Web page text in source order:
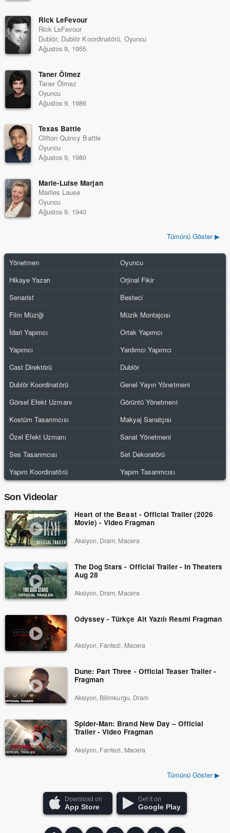
Rick LeFevour
Rick LeFevour
Dublör, Dublör Koordinatörü, Oyuncu
Ağustos 9, 1955
Taner Ölmez
Taner Ölmez
Oyuncu
Ağustos 9, 1986
Texas Battle
Clifton Quincy Battle
Oyuncu
Ağustos 9, 1980
Marie-Luise Marjan
Marlies Lause
Oyuncu
Ağustos 9, 1940
Tümünü Göster ▶
Yönetmen
Oyuncu
Hikaye Yazarı
Orjinal Fikir
Senarist
Besteci
Film Müziği
Müzik Montajcısı
İdari Yapımcı
Ortak Yapımcı
Yapımcı
Yardımcı Yapımcı
Cast Direktörü
Dublör
Dublör Koordinatörü
Genel Yayın Yönetmeni
Görsel Efekt Uzmanı
Görüntü Yönetmeni
Kostüm Tasarımcısı
Makyaj Sanatçısı
Özel Efekt Uzmanı
Sanat Yönetmeni
Ses Tasarımcısı
Set Dekoratörü
Yapım Koordinatörü
Yapım Tasarımcısı
Son Videolar
Heart of the Beast - Official Trailer (2026
Movie) - Video Fragman
Aksiyon, Dram, Macera
The Dog Stars - Official Trailer - In Theaters
Aug 28
Aksiyon, Dram, Macera
Odyssey - Türkçe Alt Yazılı Resmi Fragman
Aksiyon, Fantezi, Macera
Dune: Part Three - Official Teaser Trailer -
Fragman
Aksiyon, Bilimkurgu, Dram
Spider-Man: Brand New Day – Official
Trailer - Video Fragman
Aksiyon, Fantezi, Macera
Tümünü Göster ▶
Download on
App Store
Get it on
Google Play